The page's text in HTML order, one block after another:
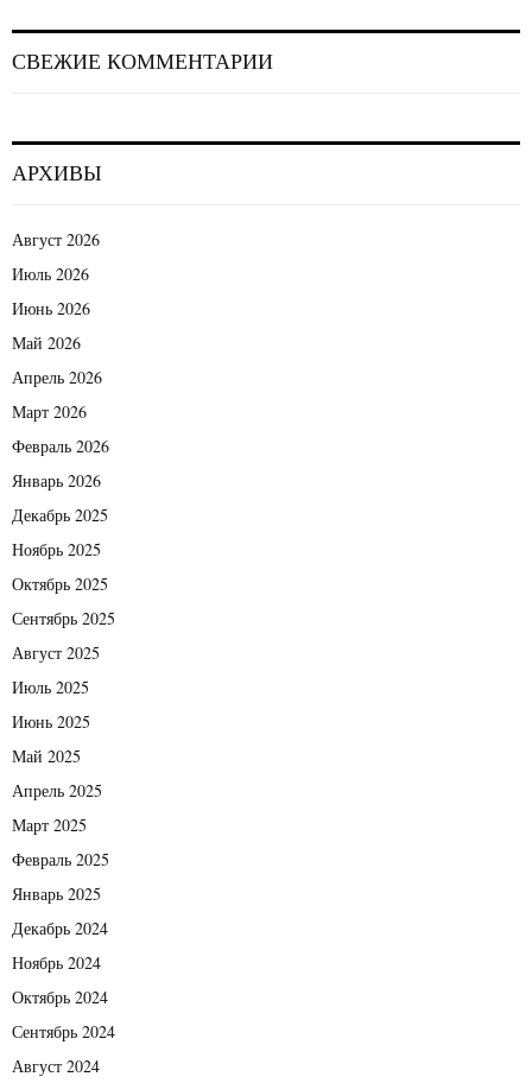
и
с
м
СВЕЖИЕ КОММЕНТАРИИ
АРХИВЫ
Август 2026
Июль 2026
Июнь 2026
Май 2026
Апрель 2026
Март 2026
Февраль 2026
Январь 2026
Декабрь 2025
Ноябрь 2025
Октябрь 2025
Сентябрь 2025
Август 2025
Июль 2025
Июнь 2025
Май 2025
Апрель 2025
Март 2025
Февраль 2025
Январь 2025
Декабрь 2024
Ноябрь 2024
Октябрь 2024
Сентябрь 2024
Август 2024